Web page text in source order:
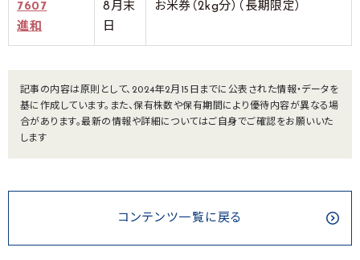
7607
進和
8月末
日
お米券（2kg分）（長期限定）
記事の内容は原則として、2024年2月15日までに公表された情報・データを
基に作成しています。また、保有株数や保有期間により優待内容が異なる場
合があります。最新の情報や詳細についてはご自身でご確認をお願いいた
します
コンテンツ一覧に戻る